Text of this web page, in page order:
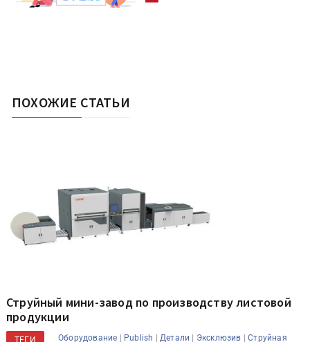
ПОХОЖИЕ СТАТЬИ
Струйный мини-завод по производству листовой
продукции
Оборудование | Publish |Детали | Эксклюзив |Струйная